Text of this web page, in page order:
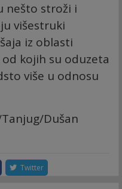
nešto stroži i
višestruki
iz oblasti
kojih su oduzeta
više u odnosu
Dušan
Twitter